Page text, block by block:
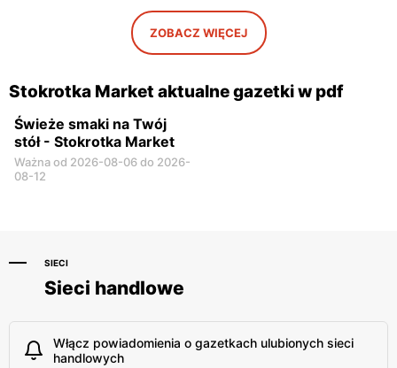
ZOBACZ WIĘCEJ
Stokrotka Market aktualne gazetki w pdf
Świeże smaki na Twój
stół - Stokrotka Market
Ważna od 2026-08-06 do 2026-
08-12
SIECI
Sieci handlowe
Włącz powiadomienia o gazetkach ulubionych sieci
handlowych